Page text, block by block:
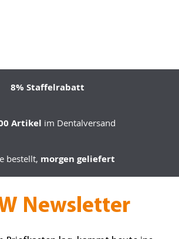
8% Staffelrabatt
Artikel im Dentalversand
bestellt, morgen geliefert
Newsletter